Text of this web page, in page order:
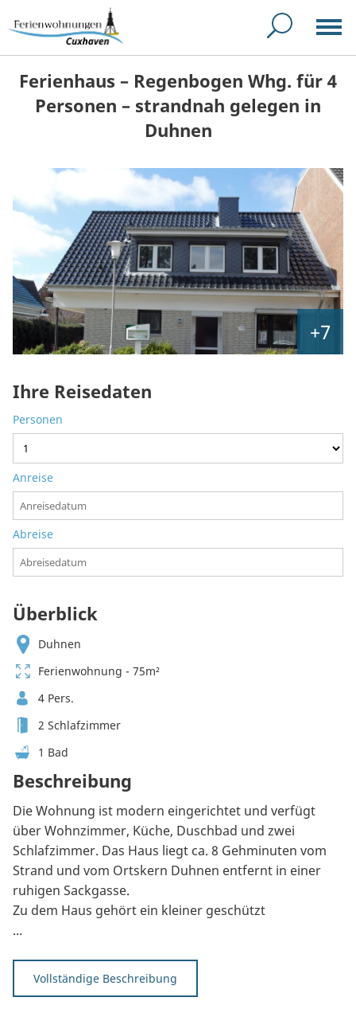
Ferienhaus – Regenbogen Whg. für 4
Personen – strandnah gelegen in
Duhnen
+7
Ihre Reisedaten
Personen
Anreise
Abreise
Überblick
Duhnen
Ferienwohnung - 75m²
4 Pers.
2 Schlafzimmer
1 Bad
Beschreibung
Die Wohnung ist modern eingerichtet und verfügt
über Wohnzimmer, Küche, Duschbad und zwei
Schlafzimmer. Das Haus liegt ca. 8 Gehminuten vom
Strand und vom Ortskern Duhnen entfernt in einer
ruhigen Sackgasse.
Zu dem Haus gehört ein kleiner geschützt
...
Vollständige Beschreibung